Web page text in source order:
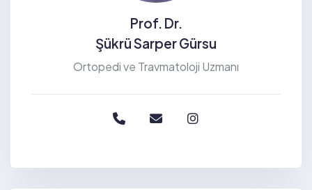
Prof. Dr.
Şükrü Sarper Gürsu
Ortopedi ve Travmatoloji Uzmanı